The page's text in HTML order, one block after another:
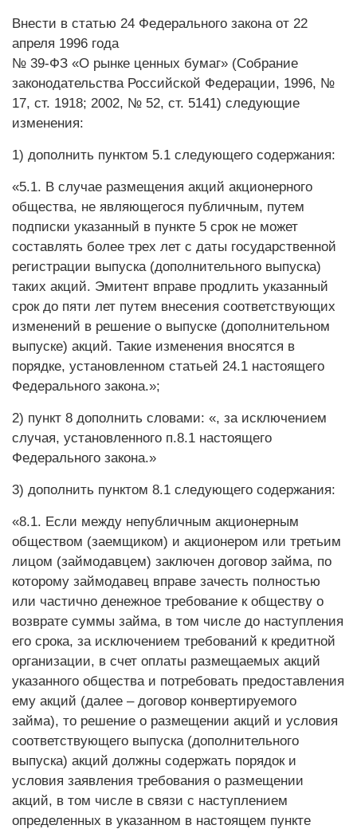
Внести в статью 24 Федерального закона от 22
апреля 1996 года
№ 39-ФЗ «О рынке ценных бумаг» (Собрание
законодательства Российской Федерации, 1996, №
17, ст. 1918; 2002, № 52, ст. 5141) следующие
изменения:
1) дополнить пунктом 5.1 следующего содержания:
«5.1. В случае размещения акций акционерного
общества, не являющегося публичным, путем
подписки указанный в пункте 5 срок не может
составлять более трех лет с даты государственной
регистрации выпуска (дополнительного выпуска)
таких акций. Эмитент вправе продлить указанный
срок до пяти лет путем внесения соответствующих
изменений в решение о выпуске (дополнительном
выпуске) акций. Такие изменения вносятся в
порядке, установленном статьей 24.1 настоящего
Федерального закона.»;
2) пункт 8 дополнить словами: «, за исключением
случая, установленного п.8.1 настоящего
Федерального закона.»
3) дополнить пунктом 8.1 следующего содержания:
«8.1. Если между непубличным акционерным
обществом (заемщиком) и акционером или третьим
лицом (займодавцем) заключен договор займа, по
которому займодавец вправе зачесть полностью
или частично денежное требование к обществу о
возврате суммы займа, в том числе до наступления
его срока, за исключением требований к кредитной
организации, в счет оплаты размещаемых акций
указанного общества и потребовать предоставления
ему акций (далее – договор конвертируемого
займа), то решение о размещении акций и условия
соответствующего выпуска (дополнительного
выпуска) акций должны содержать порядок и
условия заявления требования о размещении
акций, в том числе в связи с наступлением
определенных в указанном в настоящем пункте